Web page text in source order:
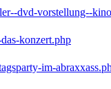
dvd-vorstellung--
konzert.php
im-